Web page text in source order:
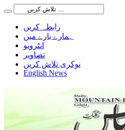
رابطہ کریں
ہمارے بارے میں
انٹرویو
تصاویر
نوکری تلاش کریں
English News